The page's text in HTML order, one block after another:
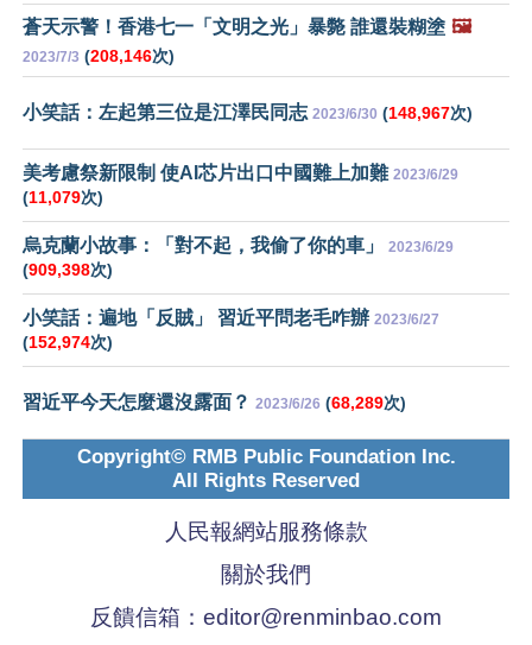
蒼天示警！香港七一「文明之光」暴斃 誰還裝糊塗 🖼️
2023/7/3 (208,146次)
小笑話：左起第三位是江澤民同志 2023/6/30 (148,967次)
美考慮祭新限制 使AI芯片出口中國難上加難 2023/6/29
(11,079次)
烏克蘭小故事：「對不起，我偷了你的車」 2023/6/29
(909,398次)
小笑話：遍地「反賊」 習近平問老毛咋辦 2023/6/27
(152,974次)
習近平今天怎麼還沒露面？ 2023/6/26 (68,289次)
Copyright© RMB Public Foundation Inc.
All Rights Reserved
人民報網站服務條款
關於我們
反饋信箱： editor@renminbao.com